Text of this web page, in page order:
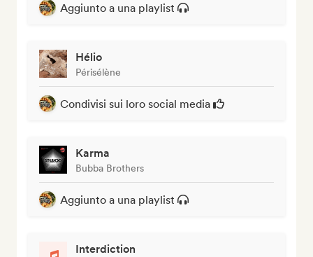
Aggiunto a una playlist
Hélio
Périsélène
Condivisi sui loro social media
Karma
Bubba Brothers
Aggiunto a una playlist
Interdiction